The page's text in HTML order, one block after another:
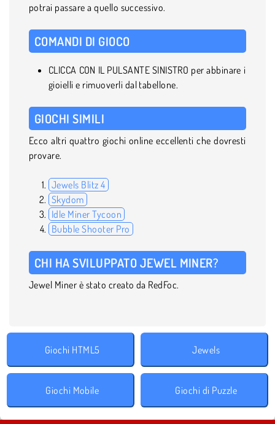
potrai passare a quello successivo.
COMANDI DI GIOCO
CLICCA CON IL PULSANTE SINISTRO per abbinare i
gioielli e rimuoverli dal tabellone.
GIOCHI SIMILI
Ecco altri quattro giochi online eccellenti che dovresti
provare.
Jewels Blitz 4
Skydom
Idle Miner Tycoon
Bubble Shooter Pro
CHI HA SVILUPPATO JEWEL MINER?
Jewel Miner è stato creato da RedFoc.
Giochi HTML5 Jewels
Giochi Mobile Giochi di Puzzle